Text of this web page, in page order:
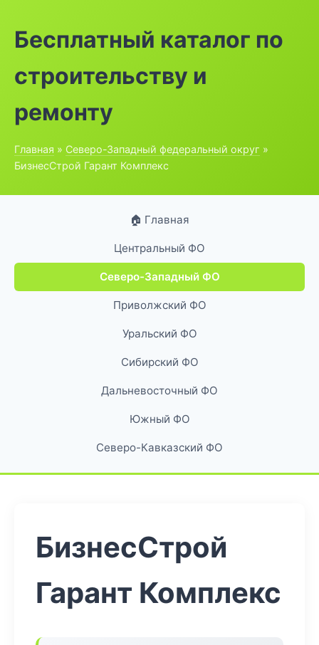
Бесплатный каталог по
строительству и
ремонту
Главная » Северо-Западный федеральный округ »
БизнесСтрой Гарант Комплекс
🏠 Главная
Центральный ФО
Северо-Западный ФО
Приволжский ФО
Уральский ФО
Сибирский ФО
Дальневосточный ФО
Южный ФО
Северо-Кавказский ФО
БизнесСтрой
Гарант Комплекс